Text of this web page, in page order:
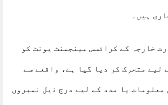
ہیں۔
خارجہ کے کرائسس مینجمنٹ یونٹ کو
لیے متحرک کر دیا گیا ہے، واقعے سے
معلومات یا مدد کے لیے درج ذیل نمبروں